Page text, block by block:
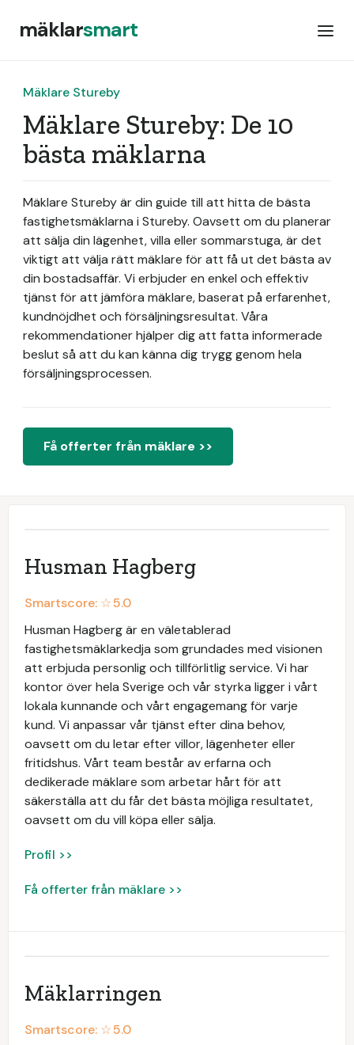
mäklarsmart
Mäklare Stureby
Mäklare Stureby: De 10
bästa mäklarna
Mäklare Stureby är din guide till att hitta de bästa
fastighetsmäklarna i Stureby. Oavsett om du planerar
att sälja din lägenhet, villa eller sommarstuga, är det
viktigt att välja rätt mäklare för att få ut det bästa av
din bostadsaffär. Vi erbjuder en enkel och effektiv
tjänst för att jämföra mäklare, baserat på erfarenhet,
kundnöjdhet och försäljningsresultat. Våra
rekommendationer hjälper dig att fatta informerade
beslut så att du kan känna dig trygg genom hela
försäljningsprocessen.
Få offerter från mäklare >>
Husman Hagberg
Smartscore: ☆5.0
Husman Hagberg är en väletablerad
fastighetsmäklarkedja som grundades med visionen
att erbjuda personlig och tillförlitlig service. Vi har
kontor över hela Sverige och vår styrka ligger i vårt
lokala kunnande och vårt engagemang för varje
kund. Vi anpassar vår tjänst efter dina behov,
oavsett om du letar efter villor, lägenheter eller
fritidshus. Vårt team består av erfarna och
dedikerade mäklare som arbetar hårt för att
säkerställa att du får det bästa möjliga resultatet,
oavsett om du vill köpa eller sälja.
Profil >>
Få offerter från mäklare >>
Mäklarringen
Smartscore: ☆5.0